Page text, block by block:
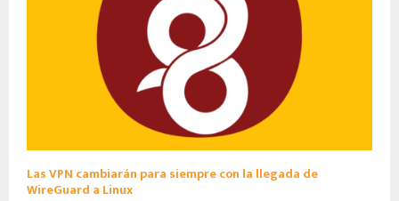
Las VPN cambiarán para siempre con la llegada de
WireGuard a Linux